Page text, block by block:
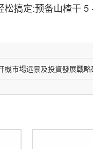
搞定:预备山楂干 5
機市場远景及投資發展戰